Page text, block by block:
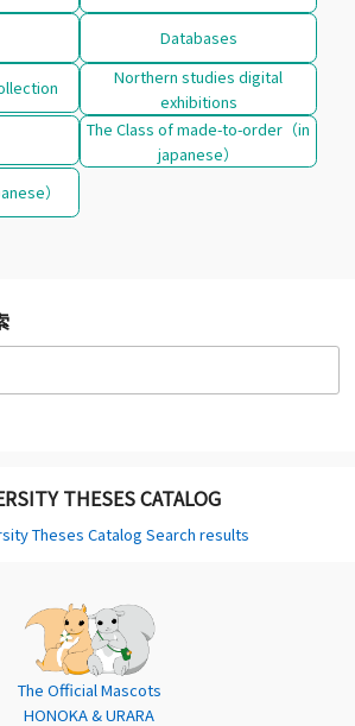
Databases
Northern studies digital
exhibitions
The Class of made-to-order（in
japanese）
）
THESES CATALOG
Theses Catalog Search results
The Official Mascots
HONOKA & URARA